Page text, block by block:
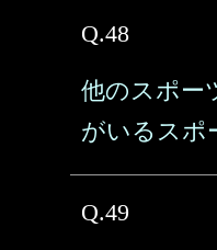
Q.48
他のスポー
がいるスポ
Q.49